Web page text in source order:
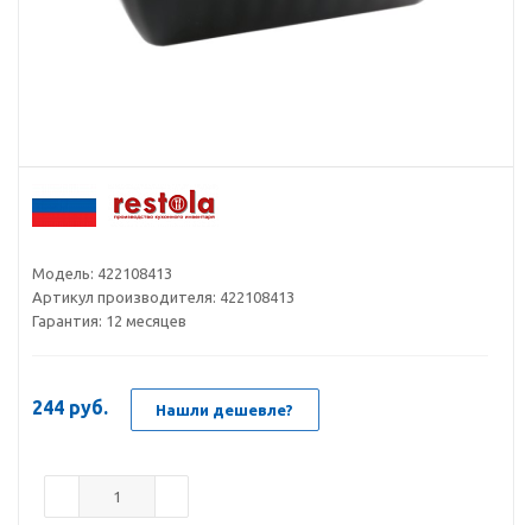
Модель: 422108413
Артикул производителя: 422108413
Гарантия: 12 месяцев
244 руб. Нашли дешевле?